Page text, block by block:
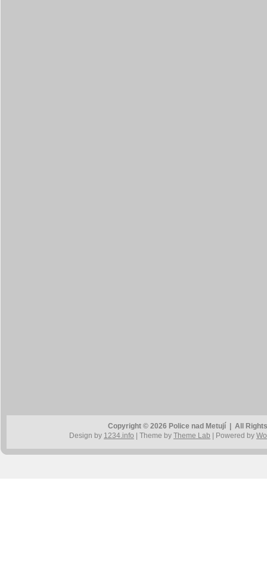
Copyright © 2026 Police nad Metují | All
Design by 1234.info | Theme by Theme Lab | Powered by